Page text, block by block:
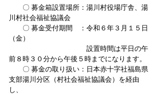
〇 募金箱設置場所：湯川村役場庁舎、湯
川村社会福祉協議会
〇 募金受付期間　：令和６年３月１５日
（金）
設置時間は平日の午
前８時３０分から午後５時までになります。
〇 募金の取り扱い：日本赤十字社福島県
支部湯川分区（村社会福祉協議会）を経由
し、